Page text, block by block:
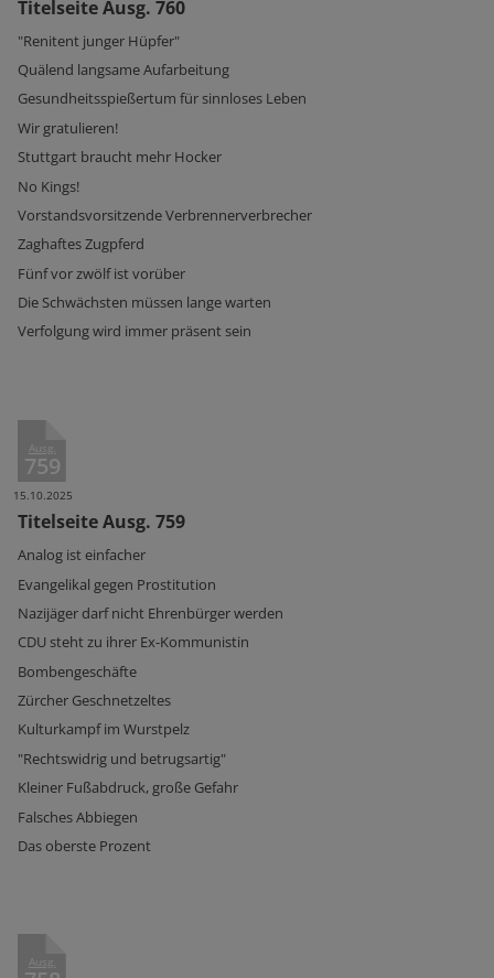
Titelseite Ausg. 760
"Renitent junger Hüpfer"
Quälend langsame Aufarbeitung
Gesundheitsspießertum für sinnloses Leben
Wir gratulieren!
Stuttgart braucht mehr Hocker
No Kings!
Vorstandsvorsitzende Verbrennerverbrecher
Zaghaftes Zugpferd
Fünf vor zwölf ist vorüber
Die Schwächsten müssen lange warten
Verfolgung wird immer präsent sein
Ausg.
759
15.10.2025
Titelseite Ausg. 759
Analog ist einfacher
Evangelikal gegen Prostitution
Nazijäger darf nicht Ehrenbürger werden
CDU steht zu ihrer Ex-Kommunistin
Bombengeschäfte
Zürcher Geschnetzeltes
Kulturkampf im Wurstpelz
"Rechtswidrig und betrugsartig"
Kleiner Fußabdruck, große Gefahr
Falsches Abbiegen
Das oberste Prozent
Ausg.